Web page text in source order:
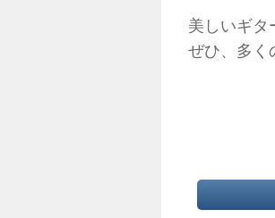
美しいギタ
ぜひ、多く